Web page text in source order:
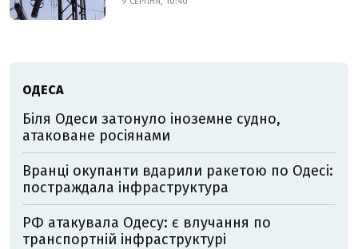
ОДЕСА
Біля Одеси затонуло іноземне судно,
атаковане росіянами
Вранці окупанти вдарили ракетою по Одесі:
постраждала інфраструктура
РФ атакувала Одесу: є влучання по
транспортній інфраструктурі